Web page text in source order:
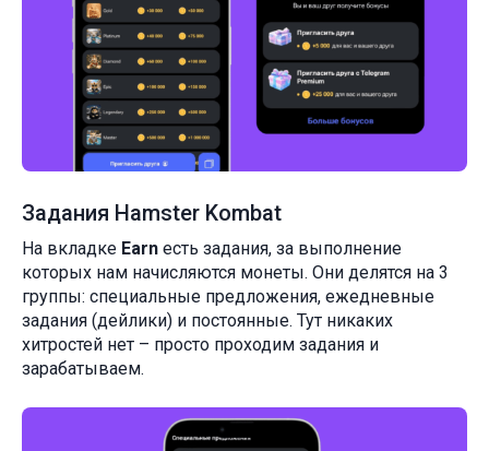
Задания Hamster Kombat
На вкладке Earn есть задания, за выполнение
которых нам начисляются монеты. Они делятся на 3
группы: специальные предложения, ежедневные
задания (дейлики) и постоянные. Тут никаких
хитростей нет – просто проходим задания и
зарабатываем.